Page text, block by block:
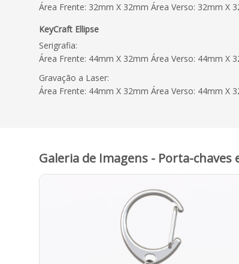
Área Frente: 32mm X 32mm Área Verso: 32mm X
KeyCraft Ellipse
Serigrafia:
Área Frente: 44mm X 32mm Área Verso: 44mm X
Gravação a Laser:
Área Frente: 44mm X 32mm Área Verso: 44mm X
Galeria de Imagens - Porta-